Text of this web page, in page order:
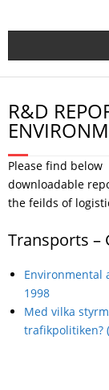
Start
The Company
Port & Ship
Dangerous
Cargo
Publications
SMM 2022
R&D
Please find below
downloadable
the feilds of
Transports –
Environmental
1998
Med vilka
trafikpolitiken?